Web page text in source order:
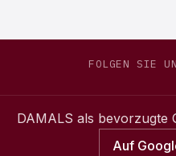
FOLGEN SIE
DAMALS als bevorzugte
Auf